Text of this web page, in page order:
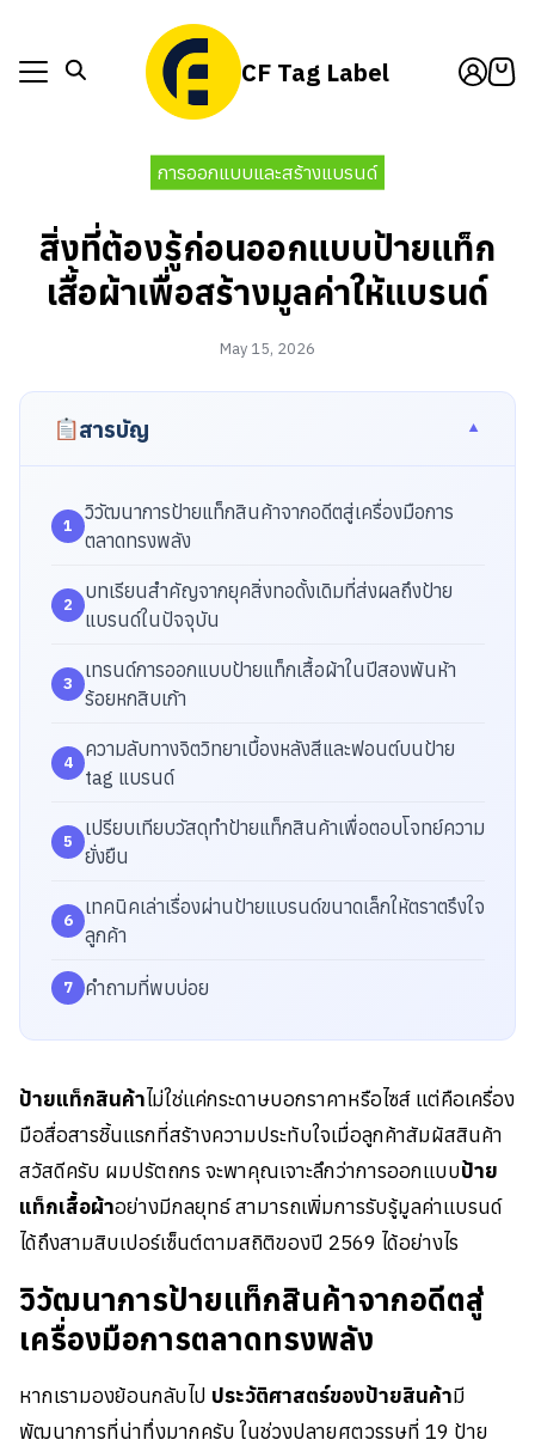
content
CF Tag Label
การออกแบบและสร้างแบรนด์
สิ่งที่ต้องรู้ก่อนออกแบบป้ายแท็ก
เสื้อผ้าเพื่อสร้างมูลค่าให้แบรนด์
May 15, 2026
สารบัญ
วิวัฒนาการป้ายแท็กสินค้าจากอดีตสู่เครื่องมือการ
ตลาดทรงพลัง
บทเรียนสำคัญจากยุคสิ่งทอดั้งเดิมที่ส่งผลถึงป้าย
แบรนด์ในปัจจุบัน
เทรนด์การออกแบบป้ายแท็กเสื้อผ้าในปีสองพันห้า
ร้อยหกสิบเก้า
ความลับทางจิตวิทยาเบื้องหลังสีและฟอนต์บนป้าย
tag แบรนด์
เปรียบเทียบวัสดุทำป้ายแท็กสินค้าเพื่อตอบโจทย์ความ
ยั่งยืน
เทคนิคเล่าเรื่องผ่านป้ายแบรนด์ขนาดเล็กให้ตราตรึงใจ
ลูกค้า
คำถามที่พบบ่อย
ป้ายแท็กสินค้าไม่ใช่แค่กระดาษบอกราคาหรือไซส์ แต่คือเครื่อง
มือสื่อสารชิ้นแรกที่สร้างความประทับใจเมื่อลูกค้าสัมผัสสินค้า
สวัสดีครับ ผมปรัตถกร จะพาคุณเจาะลึกว่าการออกแบบป้าย
แท็กเสื้อผ้าอย่างมีกลยุทธ์ สามารถเพิ่มการรับรู้มูลค่าแบรนด์
ได้ถึงสามสิบเปอร์เซ็นต์ตามสถิติของปี 2569 ได้อย่างไร
วิวัฒนาการป้ายแท็กสินค้าจากอดีตสู่
เครื่องมือการตลาดทรงพลัง
หากเรามองย้อนกลับไป ประวัติศาสตร์ของป้ายสินค้ามี
พัฒนาการที่น่าทึ่งมากครับ ในช่วงปลายศตวรรษที่ 19 ป้าย